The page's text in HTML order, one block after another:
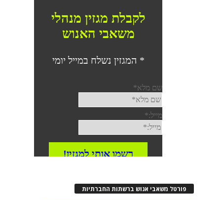
פורטל משאבי אנוש ברשתות החברתיות